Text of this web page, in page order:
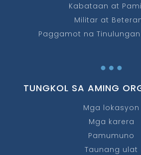
Kabataan at
Militar at
Paggamot na
…
TUNGKOL SA AMING
Mga lokasyon
Mga karera
Pamumuno
Taunang ulat